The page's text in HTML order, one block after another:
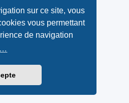
sur ce site, vous
vous permettant
de navigation